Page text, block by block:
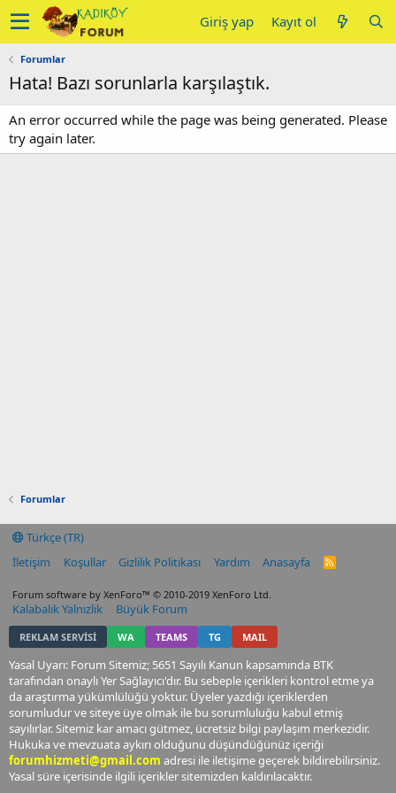
Giriş yap Kayıt ol
Forumlar
Hata! Bazı sorunlarla karşılaştık.
An error occurred while the page was being generated. Please
try again later.
Forumlar
Türkçe (TR)
İletişim
Koşullar Gizlilik Politikası Yardım Anasayfa
R
Forum software by XenForo™ © 2010-2019 XenForo Ltd.
Kalabalık Yalnızlık Büyük Forum
REKLAM SERVİSİ WA TEAMS TG MAIL
Yasal Uyarı: Forum Sitemiz; 5651 Sayılı Kanun kapsamında BTK
tarafından onaylı Yer Sağlayıcı'dır. Bu sebeple içerikleri kontrol etme ya
da araştırma yükümlülüğü yoktur. Üyeler yazdığı içeriklerden
sorumludur ve siteye üye olmak ile bu sorumluluğu kabul etmiş
sayılırlar. Sitemiz kar amacı gütmez, ücretsiz bilgi paylaşım merkezidir.
Hukuka ve mevzuata aykırı olduğunu düşündüğünüz içeriği
forumhizmeti@gmail.com adresi ile iletişime geçerek bildirebilirsiniz.
Yasal süre içerisinde ilgili içerikler sitemizden kaldırılacaktır.